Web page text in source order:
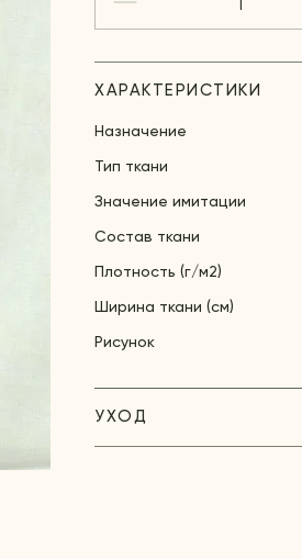
ХАРАКТЕРИСТИКИ
Назначение
Тип ткани
Значение имитации
Состав ткани
Плотность (г/м2)
Ширина ткани (см)
Рисунок
УХОД